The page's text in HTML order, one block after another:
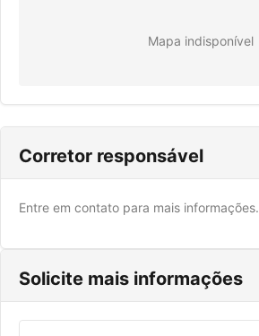
Mapa indisponível
Corretor responsável
Entre em contato para mais informações.
Solicite mais informações